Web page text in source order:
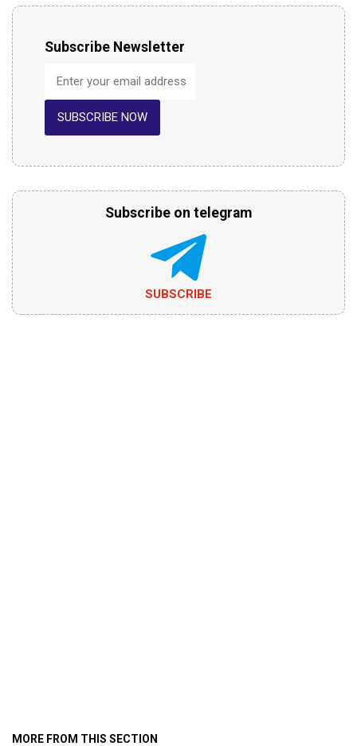
Subscribe Newsletter
SUBSCRIBE NOW
Subscribe on telegram
SUBSCRIBE
MORE FROM THIS SECTION